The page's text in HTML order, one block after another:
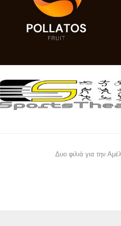
Δυο φιλιά για την